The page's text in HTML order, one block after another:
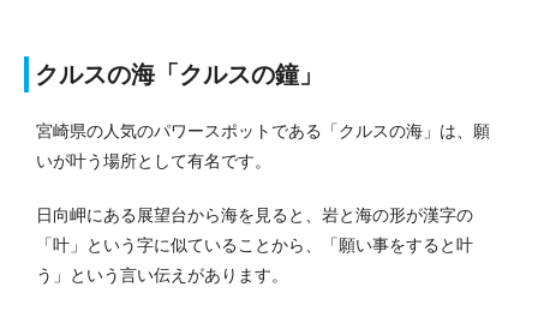
クルスの海「クルスの鐘」
宮崎県の人気のパワースポットである「クルスの海」は、願
いが叶う場所として有名です。
日向岬にある展望台から海を見ると、岩と海の形が漢字の
「叶」という字に似ていることから、「願い事をすると叶
う」という言い伝えがあります。